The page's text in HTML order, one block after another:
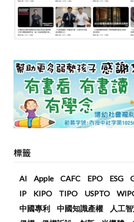
標籤
AI Apple CAFC EPO ESG
IP
KIPO TIPO USPTO
中國專利
中國知識產權
人工